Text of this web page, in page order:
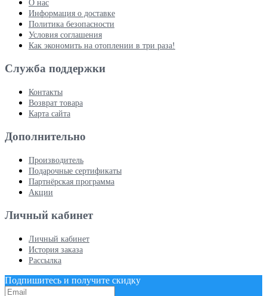
О нас
Информация о доставке
Политика безопасности
Условия соглашения
Как экономить на отоплении в три раза!
Служба поддержки
Контакты
Возврат товара
Карта сайта
Дополнительно
Производитель
Подарочные сертификаты
Партнёрская программа
Акции
Личный кабинет
Личный кабинет
История заказа
Рассылка
Подпишитесь и получите скидку